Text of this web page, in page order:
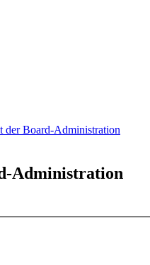
der Board-Administration
Administration